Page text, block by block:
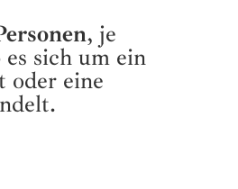
, je
sich um ein
oder eine